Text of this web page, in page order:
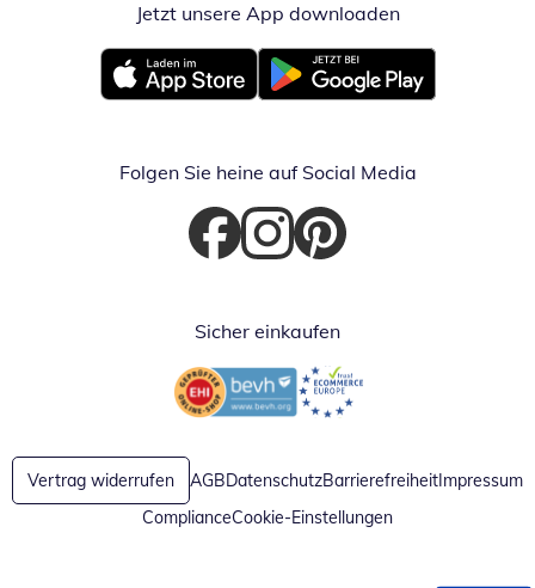
Jetzt unsere App downloadenÖffnet in
Öffnet in neuem FensterÖffnet in neuem Fenster
Folgen Sie heine auf Social Media
Öffnet in neuem Fenster
Öffnet in neuem Fenster
Öffnet in neuem Fenster
Sicher einkaufen
Öffnet in neuem FensterÖffnet in neuem Fenster
Vertrag widerrufen AGBDatenschutzBarrierefreiheitImpressum
ComplianceCookie-Einstellungen